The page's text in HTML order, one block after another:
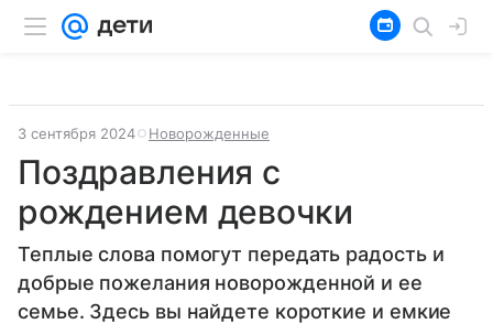
3 сентября 2024 Новорожденные
Поздравления с
рождением девочки
Теплые слова помогут передать радость и
добрые пожелания новорожденной и ее
семье. Здесь вы найдете короткие и емкие